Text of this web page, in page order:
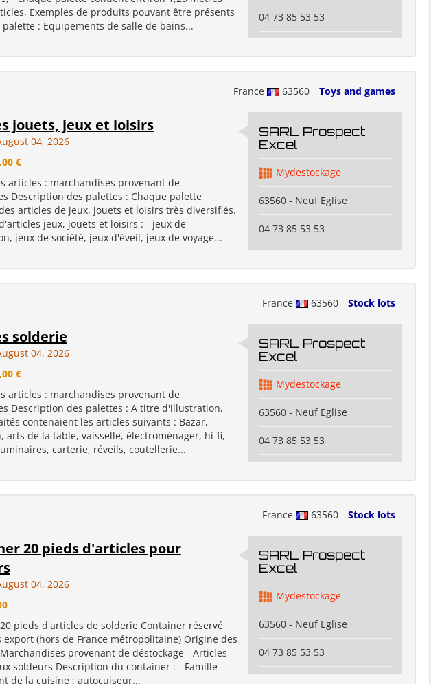
Exemples de produits pouvant être présents
: Equipements de salle de bains...
04 73 85 53 53
France 63560 Toys and games
jouets, jeux et loisirs
04, 2026
€
articles : marchandises provenant de
Description des palettes : Chaque palette
articles de jeux, jouets et loisirs très diversifiés.
jeux, jouets et loisirs : - jeux de
jeux de société, jeux d'éveil, jeux de voyage...
SARL Prospect
Excel
Mydestockage
63560 - Neuf Eglise
04 73 85 53 53
France 63560 Stock lots
solderie
04, 2026
€
articles : marchandises provenant de
Description des palettes : A titre d'illustration,
contenaient les articles suivants : Bazar,
arts de la table, vaisselle, électroménager, hi-fi,
carterie, réveils, coutellerie...
SARL Prospect
Excel
Mydestockage
63560 - Neuf Eglise
04 73 85 53 53
France 63560 Stock lots
20 pieds d'articles pour
04, 2026
pieds d'articles de solderie Container réservé
export (hors de France métropolitaine) Origine des
provenant de déstockage - Articles
soldeurs Description du container : - Famille
de la cuisine : autocuiseur...
SARL Prospect
Excel
Mydestockage
63560 - Neuf Eglise
04 73 85 53 53